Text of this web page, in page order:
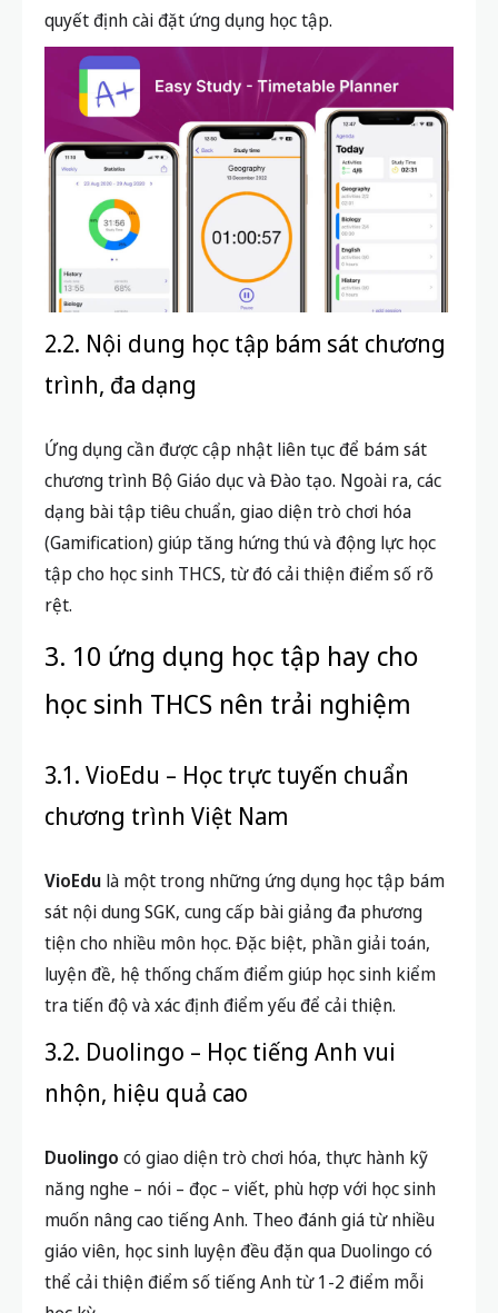
quyết định cài đặt ứng dụng học tập.
2.2. Nội dung học tập bám sát chương
trình, đa dạng
Ứng dụng cần được cập nhật liên tục để bám sát
chương trình Bộ Giáo dục và Đào tạo. Ngoài ra, các
dạng bài tập tiêu chuẩn, giao diện trò chơi hóa
(Gamification) giúp tăng hứng thú và động lực học
tập cho học sinh THCS, từ đó cải thiện điểm số rõ
rệt.
3. 10 ứng dụng học tập hay cho
học sinh THCS nên trải nghiệm
3.1. VioEdu – Học trực tuyến chuẩn
chương trình Việt Nam
VioEdu là một trong những ứng dụng học tập bám
sát nội dung SGK, cung cấp bài giảng đa phương
tiện cho nhiều môn học. Đặc biệt, phần giải toán,
luyện đề, hệ thống chấm điểm giúp học sinh kiểm
tra tiến độ và xác định điểm yếu để cải thiện.
3.2. Duolingo – Học tiếng Anh vui
nhộn, hiệu quả cao
Duolingo có giao diện trò chơi hóa, thực hành kỹ
năng nghe – nói – đọc – viết, phù hợp với học sinh
muốn nâng cao tiếng Anh. Theo đánh giá từ nhiều
giáo viên, học sinh luyện đều đặn qua Duolingo có
thể cải thiện điểm số tiếng Anh từ 1-2 điểm mỗi